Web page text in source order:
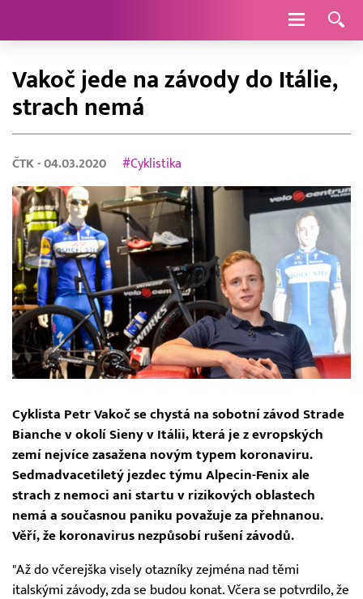
Navigace
Vakoč jede na závody do Itálie,
strach nemá
ČTK - 04.03.2020 #Cyklistika
Cyklista Petr Vakoč se chystá na sobotní závod Strade
Bianche v okolí Sieny v Itálii, která je z evropských
zemí nejvíce zasažena novým typem koronaviru.
Sedmadvacetiletý jezdec týmu Alpecin-Fenix ale
strach z nemoci ani startu v rizikových oblastech
nemá a současnou paniku považuje za přehnanou.
Věří, že koronavirus nezpůsobí rušení závodů.
"Až do včerejška visely otazníky zejména nad těmi
italskými závody, zda se budou konat. Včera se potvrdilo, že